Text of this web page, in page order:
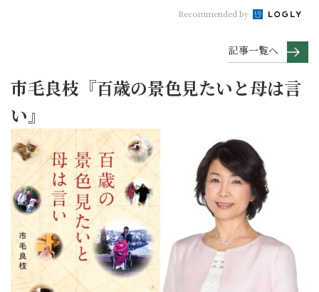
Recommended by
記事一覧へ
市毛良枝『百歳の景色見たいと母は言
い』